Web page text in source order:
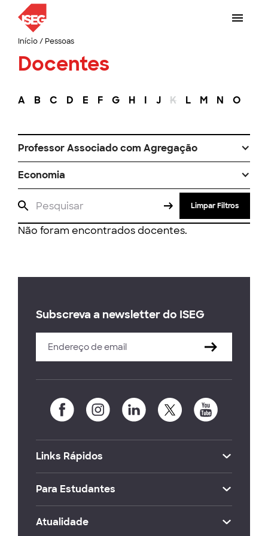
Início/ Pessoas
Docentes
A B C D E F G H I J K L M N O
Professor Associado com Agregação
Economia
Limpar Filtros
Não foram encontrados docentes.
Subscreva a newsletter do ISEG
Links Rápidos
Para Estudantes
Atualidade